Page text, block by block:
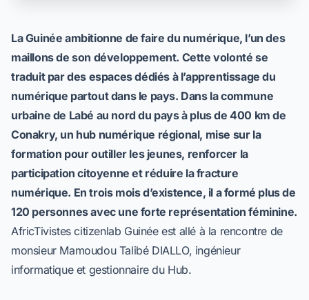
La Guinée ambitionne de faire du numérique, l’un des
maillons de son développement. Cette volonté se
traduit par des espaces dédiés à l’apprentissage du
numérique partout dans le pays. Dans la commune
urbaine de Labé au nord du pays à plus de 400 km de
Conakry, un hub numérique régional, mise sur la
formation pour outiller les jeunes, renforcer la
participation citoyenne et réduire la fracture
numérique. En trois mois d’existence, il a formé plus de
120 personnes avec une forte représentation féminine.
AfricTivistes citizenlab Guinée est allé à la rencontre de
monsieur Mamoudou Talibé DIALLO, ingénieur
informatique et gestionnaire du Hub.